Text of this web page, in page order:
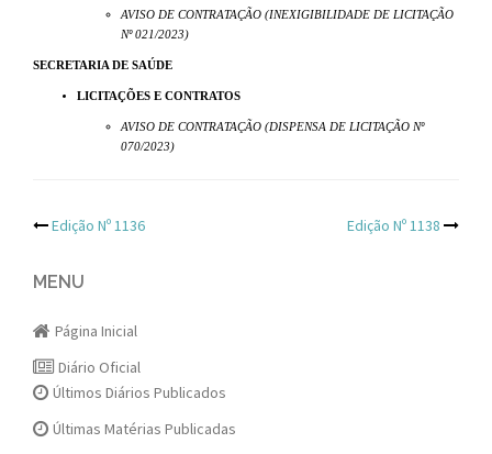
AVISO DE CONTRATAÇÃO (INEXIGIBILIDADE DE LICITAÇÃO
Nº 021/2023)
SECRETARIA DE SAÚDE
LICITAÇÕES E CONTRATOS
AVISO DE CONTRATAÇÃO (DISPENSA DE LICITAÇÃO Nº
070/2023)
Post
navigation
Edição Nº 1136 Edição Nº 1138
MENU
Página Inicial
Diário Oficial
Últimos Diários Publicados
Últimas Matérias Publicadas